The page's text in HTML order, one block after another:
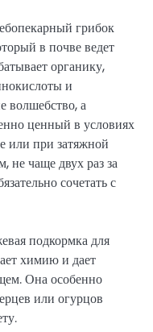
грибок
в почве ведет
органику,
и
волшебство, а
ценный в условиях
или при затяжной
не чаще двух раз за
сочетать с
подкормка для
химию и дает
Она особенно
или огурцов